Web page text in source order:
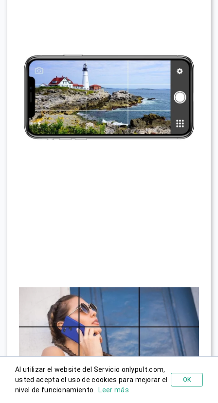
Al utilizar el website del Servicio onlypult.com,
usted acepta el uso de cookies para mejorar el
nivel de funcionamiento.
Leer más
OK
Probar gratis